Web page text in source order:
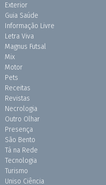
Exterior
Guia Saúde
Informação Livre
Letra Viva
Magnus Futsal
Mix
Motor
Pets
Receitas
Revistas
Necrologia
Outro Olhar
Presença
São Bento
Tá na Rede
Tecnologia
Turismo
Uniso Ciência